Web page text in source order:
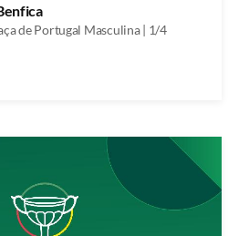
de Portugal Masculina | 1/4